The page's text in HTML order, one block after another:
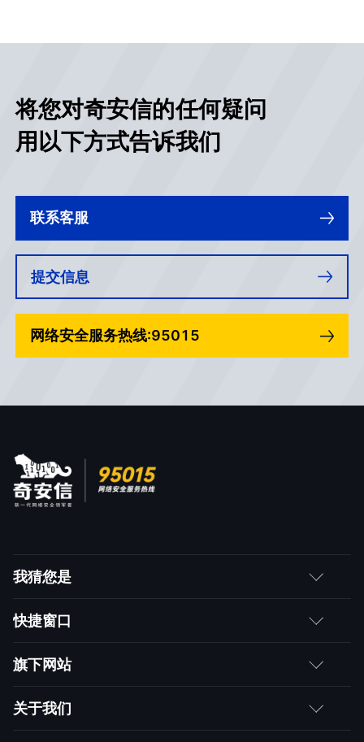
将您对奇安信的任何疑问
用以下方式告诉我们
联系客服
提交信息
网络安全服务热线:95015
我猜您是
客户
合作伙伴
求职者
快捷窗口
如何购买
产品注册与激活
旗下网站
网神
关于我们